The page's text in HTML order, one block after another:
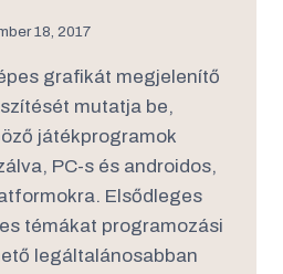
18, 2017
grafikát megjelenítő
mutatja be,
játékprogramok
PC-s és androidos,
Elsődleges
témákat programozási
legáltalánosabban